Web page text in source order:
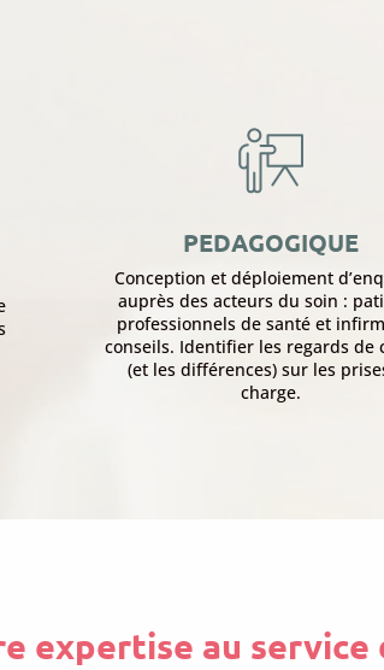
PEDAGOGIQUE
Conception et déploiement
auprès des acteurs du soin :
professionnels de santé et
conseils. Identifier les regards de
(et les différences) sur les
charge.
expertise au service